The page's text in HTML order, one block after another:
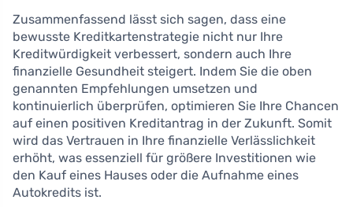
Zusammenfassend lässt sich sagen, dass eine
bewusste Kreditkartenstrategie nicht nur Ihre
Kreditwürdigkeit verbessert, sondern auch Ihre
finanzielle Gesundheit steigert. Indem Sie die oben
genannten Empfehlungen umsetzen und
kontinuierlich überprüfen, optimieren Sie Ihre Chancen
auf einen positiven Kreditantrag in der Zukunft. Somit
wird das Vertrauen in Ihre finanzielle Verlässlichkeit
erhöht, was essenziell für größere Investitionen wie
den Kauf eines Hauses oder die Aufnahme eines
Autokredits ist.